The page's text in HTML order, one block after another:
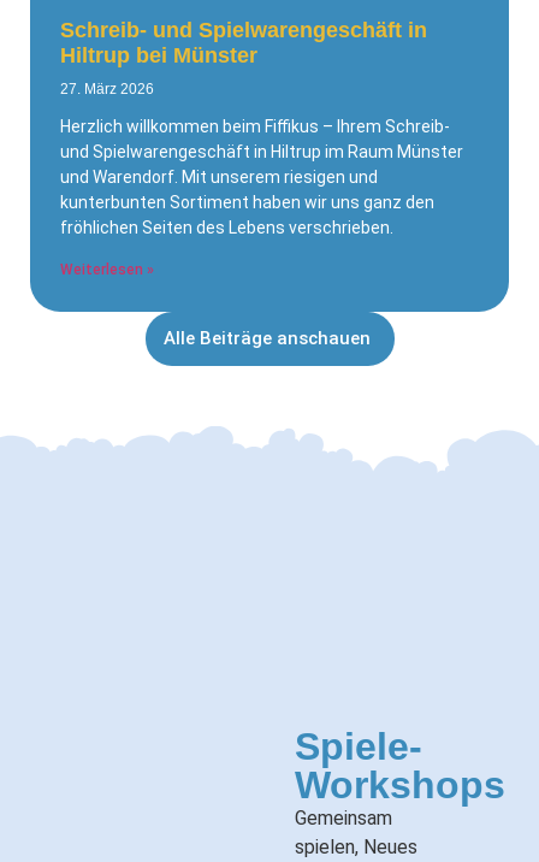
Schreib- und Spielwarengeschäft in
Hiltrup bei Münster
27. März 2026
Herzlich willkommen beim Fiffikus – Ihrem Schreib-
und Spielwarengeschäft in Hiltrup im Raum Münster
und Warendorf. Mit unserem riesigen und
kunterbunten Sortiment haben wir uns ganz den
fröhlichen Seiten des Lebens verschrieben.
Weiterlesen »
Alle Beiträge anschauen
Spiele-
Workshops
Gemeinsam
spielen, Neues